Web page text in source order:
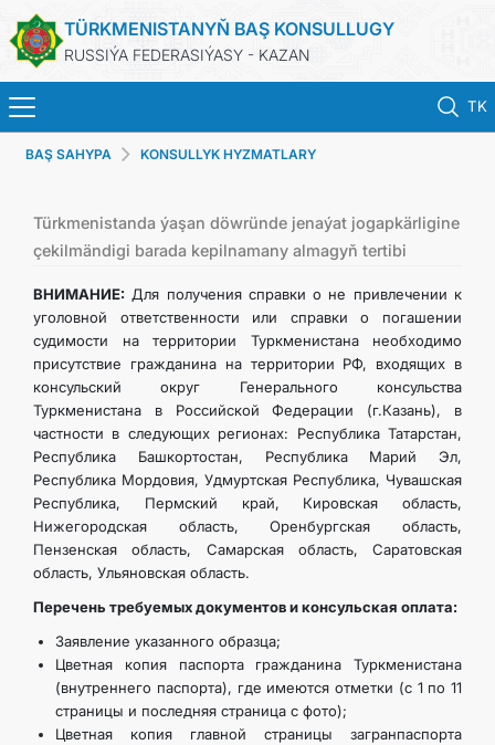
TÜRKMENISTANYŇ BAŞ KONSULLUGY
RUSSIÝA FEDERASIÝASY - KAZAN
TK
BAŞ SAHYPA
HABARLAR
ОБ ОРГАНИЗАЦИИ
BILDIRIŞLER
BAŞ SAHYPA KONSULLYK HYZMATLARY
Türkmenistanda ýaşan döwründe jenaýat jogapkärligine
çekilmändigi barada kepilnamany almagyň tertibi
ВНИМАНИЕ: Для получения справки о не привлечении к
уголовной ответственности или справки о погашении
судимости на территории Туркменистана необходимо
присутствие гражданина на территории РФ, входящих в
консульский округ Генерального консульства
Туркменистана в Российской Федерации (г.Казань), в
частности в следующих регионах: Республика Татарстан,
Республика Башкортостан, Республика Марий Эл,
Республика Мордовия, Удмуртская Республика, Чувашская
Республика, Пермский край, Кировская область,
Нижегородская область, Оренбургская область,
Пензенская область, Самарская область, Саратовская
область, Ульяновская область.
Перечень требуемых документов и консульская оплата:
Заявление указанного образца;
Цветная копия паспорта гражданина Туркменистана
(внутреннего паспорта), где имеются отметки (с 1 по 11
страницы и последняя страница с фото);
Цветная копия главной страницы загранпаспорта